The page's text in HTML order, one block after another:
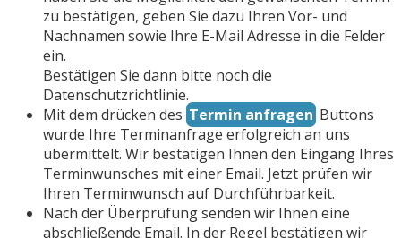
zu bestätigen, geben Sie dazu Ihren Vor- und
Nachnamen sowie Ihre E-Mail Adresse in die Felder
ein.
Bestätigen Sie dann bitte noch die
Datenschutzrichtlinie.
Mit dem drücken des Termin anfragen Buttons
wurde Ihre Terminanfrage erfolgreich an uns
übermittelt. Wir bestätigen Ihnen den Eingang Ihres
Terminwunsches mit einer Email. Jetzt prüfen wir
Ihren Terminwunsch auf Durchführbarkeit.
Nach der Überprüfung senden wir Ihnen eine
abschließende Email. In der Regel bestätigen wir